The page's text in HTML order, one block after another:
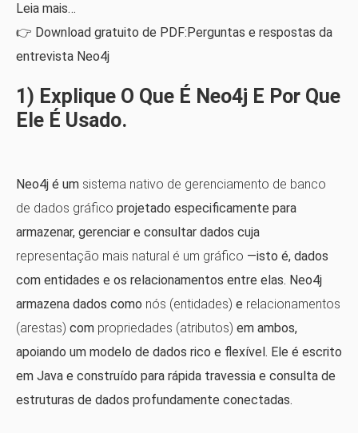
Leia mais…
👉 Download gratuito de PDF:Perguntas e respostas da
entrevista Neo4j
1) Explique O Que É Neo4j E Por Que
Ele É Usado.
Neo4j é um sistema nativo de gerenciamento de banco
de dados gráfico projetado especificamente para
armazenar, gerenciar e consultar dados cuja
representação mais natural é um gráfico —isto é, dados
com entidades e os relacionamentos entre elas. Neo4j
armazena dados como nós (entidades) e relacionamentos
(arestas) com propriedades (atributos) em ambos,
apoiando um modelo de dados rico e flexível. Ele é escrito
em Java e construído para rápida travessia e consulta de
estruturas de dados profundamente conectadas.